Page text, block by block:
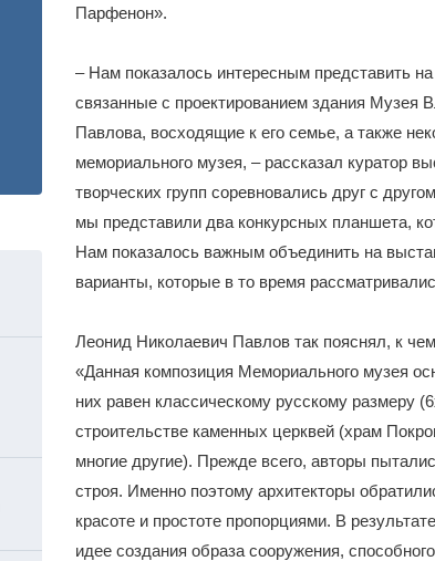
Парфенон».
– Нам показалось интересным представить
связанные с проектированием здания
Павлова, восходящие к его семье, а также
мемориального музея, – рассказал куратор
творческих групп соревновались друг с
мы представили два конкурсных планшета,
Нам показалось важным объединить на
варианты, которые в то время
Леонид Николаевич Павлов так пояснял, к
«Данная композиция Мемориального музея
них равен классическому русскому размеру
строительстве каменных церквей (храм
многие другие). Прежде всего, авторы
строя. Именно поэтому архитекторы
красоте и простоте пропорциями. В
идее создания образа сооружения,